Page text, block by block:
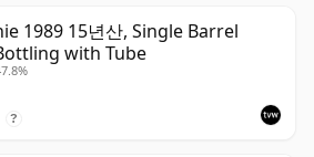
1989 15년산, Single Barrel
with Tube
?